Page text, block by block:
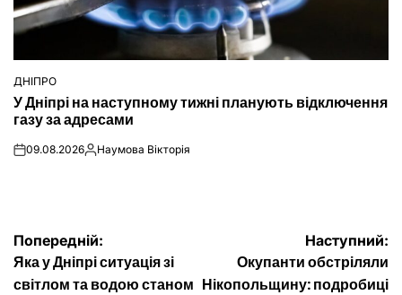
ОПУБЛІКУВАТИ
У
ДНІПРО
У Дніпрі на наступному тижні планують відключення
газу за адресами
on09.08.2026Опубліковано
Наумова Вікторія
Навігація
Попередній:
Яка у Дніпрі ситуація зі
світлом та водою станом
Наступний:
Окупанти обстріляли
Нікопольщину: подробиці